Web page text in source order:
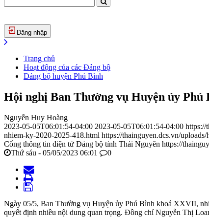
Đăng nhập
Trang chủ
Hoạt động của các Đảng bộ
Đảng bộ huyện Phú Bình
Hội nghị Ban Thường vụ Huyện ủy
Nguyễn Huy Hoàng
2023-05-05T06:01:54-04:00 2023-05-05T06:01:54-04:00 https://
nhiem-ky-2020-2025-418.html https://thainguyen.dcs.vn/
Cổng thông tin điện tử Đảng bộ tỉnh Thái Nguyên https://
Thứ sáu - 05/05/2023 06:01
0
Ngày 05/5, Ban Thường vụ Huyện ủy Phú Bình khoá XXVII,
quyết định nhiều nội dung quan trọng. Đồng chí Nguyễn Thị